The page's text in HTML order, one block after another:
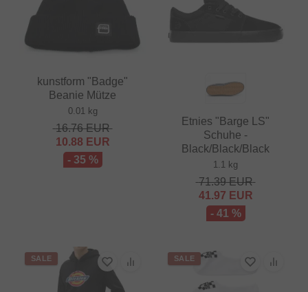
kunstform "Badge"
Beanie Mütze
0.01 kg
16.76EUR
10.88 EUR
- 35 %
Etnies "Barge LS"
Schuhe -
Black/Black/Black
1.1 kg
71.39EUR
41.97 EUR
- 41 %
SALE SALE